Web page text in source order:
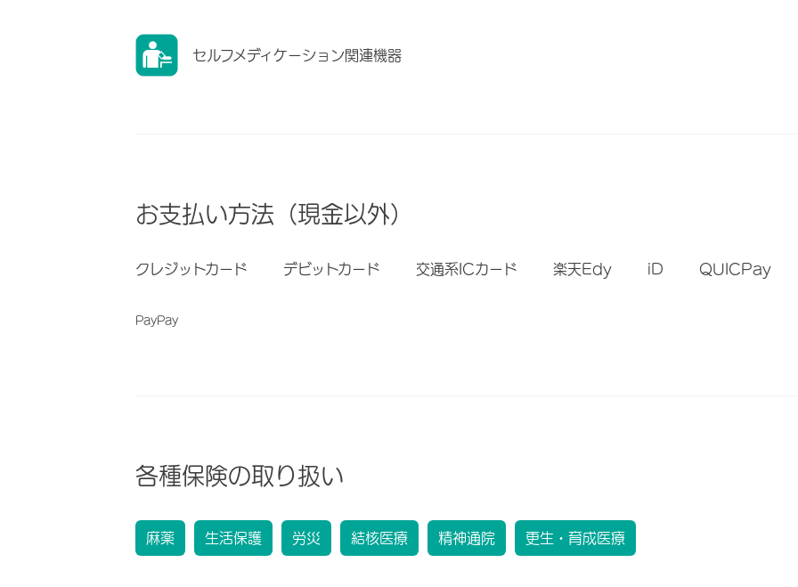
セルフメディケーション関連機器
お支払い方法（現金以外）
クレジットカード デビットカード 交通系ICカード 楽天Edy iD QUICPay
PayPay
各種保険の取り扱い
麻薬 生活保護 労災 結核医療 精神通院 更生・育成医療